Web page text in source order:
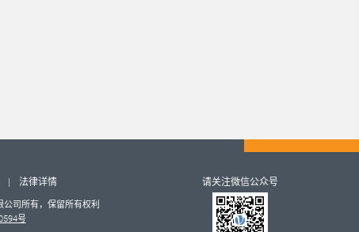
请关注微信公众号
法律详情
司所有，保留所有权利
号